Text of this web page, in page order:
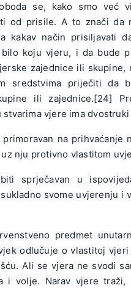
se, kako smo već
od prisile. A to znači da
kakav način prisiljavati
bilo koju vjeru, i da bude
zajednice ili skupine,
sredstvima priječiti da
ili zajednice.[24]
stvarima vjere ima dvostruki
na prihvaćanje
nju protivno vlastitom
sprječavan u
svome uvjerenju i
predmet
odlučuje o vlastitoj vjeri
Ali se vjera ne svodi
i volje. Narav vjere